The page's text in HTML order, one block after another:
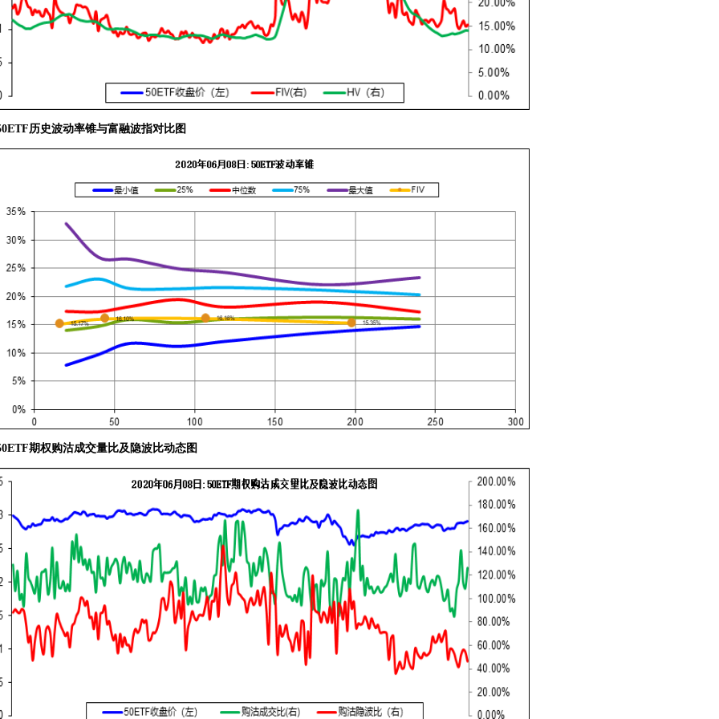
历史波动率锥与富融波指对比图
期权购沽成交量比及隐波比动态图